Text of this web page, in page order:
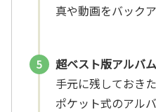
真や動画をバック
超ベスト版アルバ
手元に残しておき
ポケット式のアル